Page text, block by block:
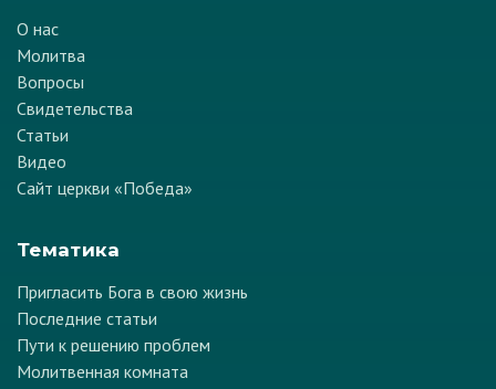
О нас
Молитва
Вопросы
Свидетельства
Статьи
Видео
Сайт церкви «Победа»
Тематика
Пригласить Бога в свою жизнь
Последние статьи
Пути к решению проблем
Молитвенная комната